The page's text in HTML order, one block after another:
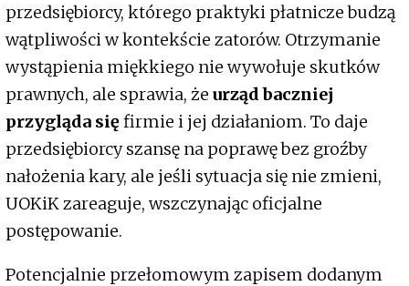
przedsiębiorcy, którego praktyki płatnicze budzą
wątpliwości w kontekście zatorów. Otrzymanie
wystąpienia miękkiego nie wywołuje skutków
prawnych, ale sprawia, że urząd baczniej
przygląda sięfirmie i jej działaniom. To daje
przedsiębiorcy szansę na poprawę bez groźby
nałożenia kary, ale jeśli sytuacja się nie zmieni,
UOKiK zareaguje, wszczynając oficjalne
postępowanie.
Potencjalnie przełomowym zapisem dodanym